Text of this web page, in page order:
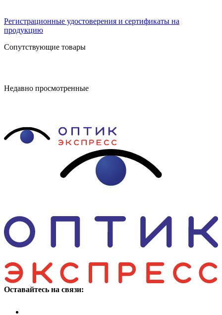
Регистрационные удостоверения и сертификаты на
продукцию
Сопутствующие товары
Недавно просмотренные
Оставайтесь на связи: